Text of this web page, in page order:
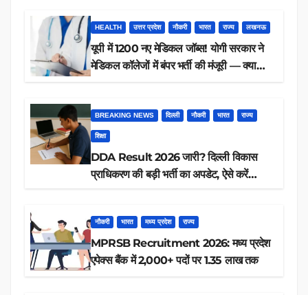
HEALTH उत्तर प्रदेश नौकरी भारत राज्य लखनऊ
यूपी में 1200 नए मेडिकल जॉब्स! योगी सरकार ने
मेडिकल कॉलेजों में बंपर भर्ती की मंजूरी — क्या
BREAKING NEWS दिल्ली नौकरी भारत राज्य
शिक्षा
DDA Result 2026 जारी? दिल्ली विकास
प्राधिकरण की बड़ी भर्ती का अपडेट, ऐसे करें
नौकरी भारत मध्य प्रदेश राज्य
MPRSB Recruitment 2026: मध्य प्रदेश
एपेक्स बैंक में 2,000+ पदों पर 1.35 लाख तक